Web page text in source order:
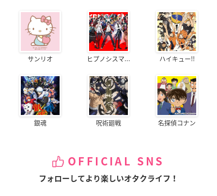
サンリオ ヒプノシスマ... ハイキュー!!
銀魂 呪術廻戦 名探偵コナン
OFFICIAL SNS
フォローしてより楽しいオタクライフ！